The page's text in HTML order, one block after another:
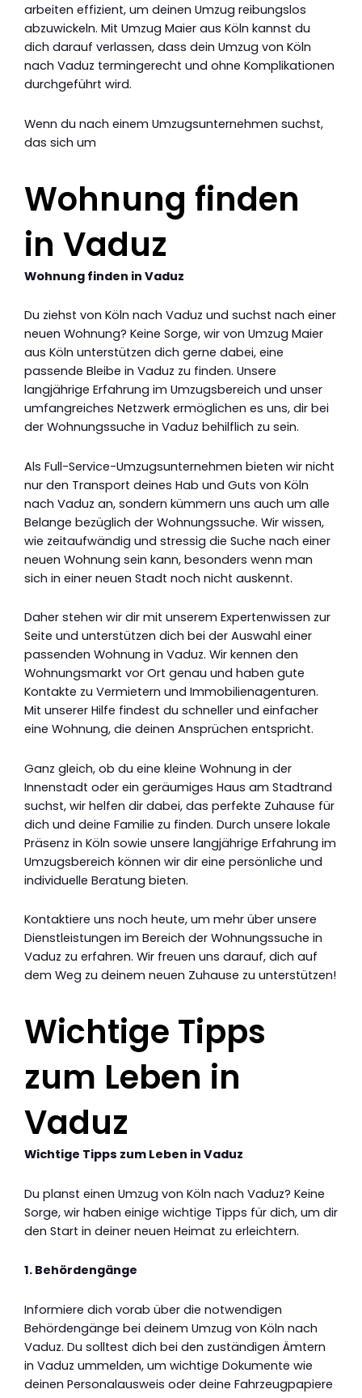
arbeiten effizient, um deinen Umzug reibungslos
abzuwickeln. Mit Umzug Maier aus Köln kannst du
dich darauf verlassen, dass dein Umzug von Köln
nach Vaduz termingerecht und ohne Komplikationen
durchgeführt wird.
Wenn du nach einem Umzugsunternehmen suchst,
das sich um
Wohnung finden
in Vaduz
Wohnung finden in Vaduz
Du ziehst von Köln nach Vaduz und suchst nach einer
neuen Wohnung? Keine Sorge, wir von Umzug Maier
aus Köln unterstützen dich gerne dabei, eine
passende Bleibe in Vaduz zu finden. Unsere
langjährige Erfahrung im Umzugsbereich und unser
umfangreiches Netzwerk ermöglichen es uns, dir bei
der Wohnungssuche in Vaduz behilflich zu sein.
Als Full-Service-Umzugsunternehmen bieten wir nicht
nur den Transport deines Hab und Guts von Köln
nach Vaduz an, sondern kümmern uns auch um alle
Belange bezüglich der Wohnungssuche. Wir wissen,
wie zeitaufwändig und stressig die Suche nach einer
neuen Wohnung sein kann, besonders wenn man
sich in einer neuen Stadt noch nicht auskennt.
Daher stehen wir dir mit unserem Expertenwissen zur
Seite und unterstützen dich bei der Auswahl einer
passenden Wohnung in Vaduz. Wir kennen den
Wohnungsmarkt vor Ort genau und haben gute
Kontakte zu Vermietern und Immobilienagenturen.
Mit unserer Hilfe findest du schneller und einfacher
eine Wohnung, die deinen Ansprüchen entspricht.
Ganz gleich, ob du eine kleine Wohnung in der
Innenstadt oder ein geräumiges Haus am Stadtrand
suchst, wir helfen dir dabei, das perfekte Zuhause für
dich und deine Familie zu finden. Durch unsere lokale
Präsenz in Köln sowie unsere langjährige Erfahrung im
Umzugsbereich können wir dir eine persönliche und
individuelle Beratung bieten.
Kontaktiere uns noch heute, um mehr über unsere
Dienstleistungen im Bereich der Wohnungssuche in
Vaduz zu erfahren. Wir freuen uns darauf, dich auf
dem Weg zu deinem neuen Zuhause zu unterstützen!
Wichtige Tipps
zum Leben in
Vaduz
Wichtige Tipps zum Leben in Vaduz
Du planst einen Umzug von Köln nach Vaduz? Keine
Sorge, wir haben einige wichtige Tipps für dich, um dir
den Start in deiner neuen Heimat zu erleichtern.
1. Behördengänge
Informiere dich vorab über die notwendigen
Behördengänge bei deinem Umzug von Köln nach
Vaduz. Du solltest dich bei den zuständigen Ämtern
in Vaduz ummelden, um wichtige Dokumente wie
deinen Personalausweis oder deine Fahrzeugpapiere